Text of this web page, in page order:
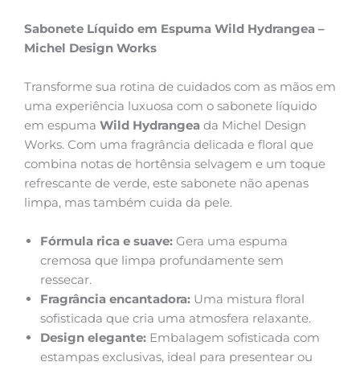
Sabonete Líquido em Espuma Wild Hydrangea –
Michel Design Works
Transforme sua rotina de cuidados com as mãos em
uma experiência luxuosa com o sabonete líquido
em espuma Wild Hydrangea da Michel Design
Works. Com uma fragrância delicada e floral que
combina notas de hortênsia selvagem e um toque
refrescante de verde, este sabonete não apenas
limpa, mas também cuida da pele.
Fórmula rica e suave: Gera uma espuma
cremosa que limpa profundamente sem
ressecar.
Fragrância encantadora: Uma mistura floral
sofisticada que cria uma atmosfera relaxante.
Design elegante: Embalagem sofisticada com
estampas exclusivas, ideal para presentear ou